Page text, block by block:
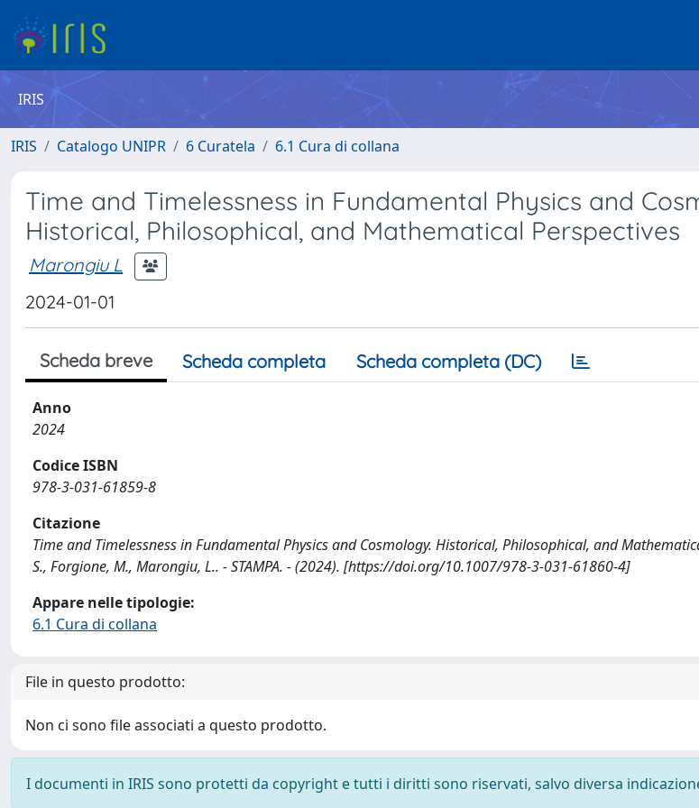
IRIS
IRIS Catalogo UNIPR 6 Curatela 6.1 Cura di collana
Time and Timelessness in Fundamental Physics and
Historical, Philosophical, and Mathematical Perspectives
Marongiu L
2024-01-01
Scheda breve Scheda completa Scheda completa (DC)
Anno
2024
Codice ISBN
978-3-031-61859-8
Citazione
Time and Timelessness in Fundamental Physics and Cosmology. Historical, Philosophical, and
S., Forgione, M., Marongiu, L.. - STAMPA. - (2024). [https://doi.org/10.1007/978-3-031-61860-4]
Appare nelle tipologie:
6.1 Cura di collana
File in questo prodotto:
Non ci sono file associati a questo prodotto.
I documenti in IRIS sono protetti da copyright e tutti i diritti sono riservati, salvo diversa